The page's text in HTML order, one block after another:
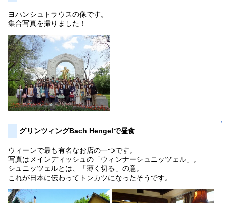
ヨハンシュトラウスの像です。
集合写真を撮りました！
↑
グリンツィングBach Hengelで昼食†
ウィーンで最も有名なお店の一つです。
写真はメインディッシュの「ウィンナーシュニッツェル」。
シュニッツェルとは、「薄く切る」の意。
これが日本に伝わってトンカツになったそうです。